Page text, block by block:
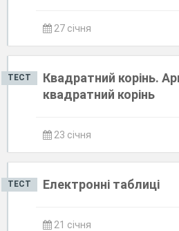
27 січня
ТЕСТ
Квадратний корінь.
квадратний корінь
23 січня
ТЕСТ Електронні таблиці
21 січня